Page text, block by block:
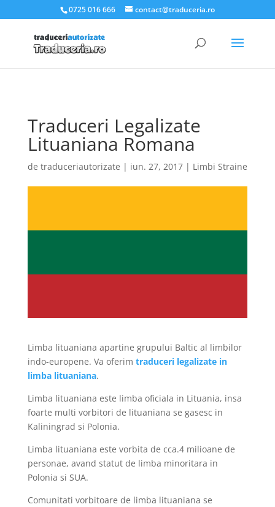
.et_pb_slider_container_inner { padding:0; }
0725 016 666 contact@traduceria.ro
Traduceri Legalizate
Lituaniana Romana
de traduceriautorizate | iun. 27, 2017| Limbi Straine
Limba lituaniana apartine grupului Baltic al limbilor
indo-europene. Va oferim traduceri legalizate in
limba lituaniana.
Limba lituaniana este limba oficiala in Lituania, insa
foarte multi vorbitori de lituaniana se gasesc in
Kaliningrad si Polonia.
Limba lituaniana este vorbita de cca.4 milioane de
personae, avand statut de limba minoritara in
Polonia si SUA.
Comunitati vorbitoare de limba lituaniana se